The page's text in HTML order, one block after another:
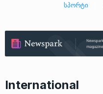
ᲡᲞᲝᲠᲢᲘ
International